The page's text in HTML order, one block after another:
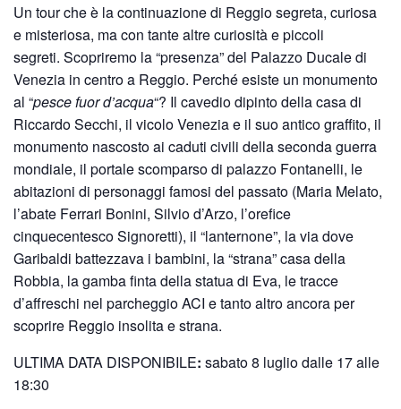
Un tour che è la continuazione di Reggio segreta, curiosa
e misteriosa, ma con tante altre curiosità e piccoli
segreti. Scopriremo la “presenza” del Palazzo Ducale di
Venezia in centro a Reggio. Perché esiste un monumento
al “pesce fuor d’acqua“? Il cavedio dipinto della casa di
Riccardo Secchi, il vicolo Venezia e il suo antico graffito, il
monumento nascosto ai caduti civili della seconda guerra
mondiale, il portale scomparso di palazzo Fontanelli, le
abitazioni di personaggi famosi del passato (Maria Melato,
l’abate Ferrari Bonini, Silvio d’Arzo, l’orefice
cinquecentesco Signoretti), il “lanternone”, la via dove
Garibaldi battezzava i bambini, la “strana” casa della
Robbia, la gamba finta della statua di Eva, le tracce
d’affreschi nel parcheggio ACI e tanto altro ancora per
scoprire Reggio insolita e strana.
ULTIMA DATA DISPONIBILE: sabato 8 luglio dalle 17 alle
18:30